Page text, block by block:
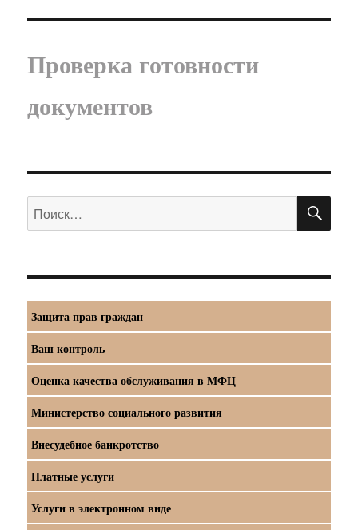
Проверка готовности
документов
Искать:
Защита прав граждан
Ваш контроль
Оценка качества обслуживания в МФЦ
Министерство социального развития
Внесудебное банкротство
Платные услуги
Услуги в электронном виде